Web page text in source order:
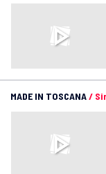
MADE IN TOSCANA/